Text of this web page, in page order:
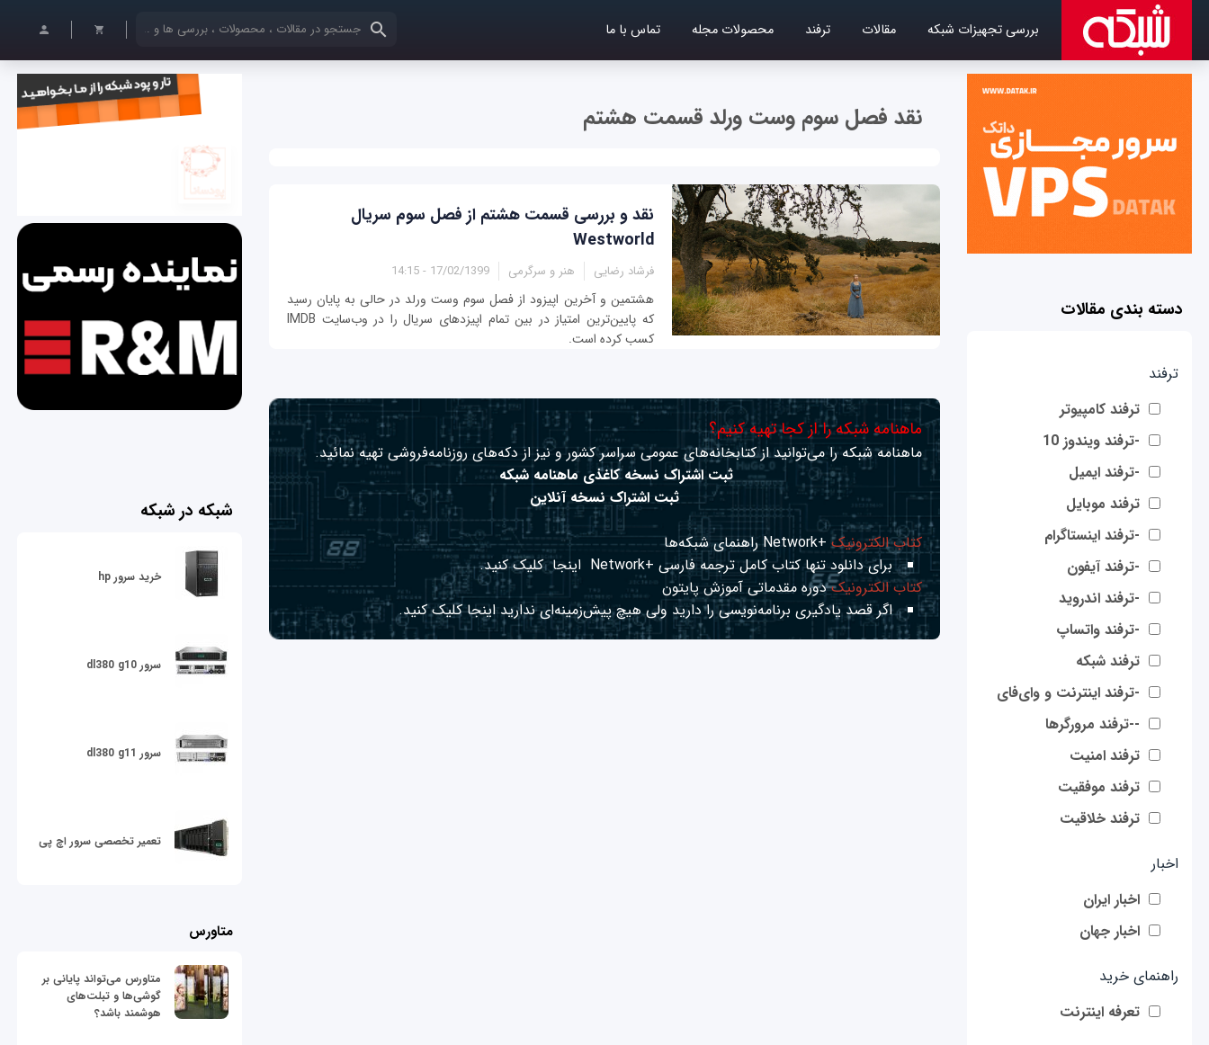
بررسی تجهیزات شبکه مقالات ترفند محصولات مجله تماس با ما کلمات کلیدی خود را وارد کنید
دسته بندی مقالات
ترفند
ترفند کامپیوتر
-ترفند ویندوز 10
-ترفند ایمیل
ترفند موبایل
-ترفند اینستاگرام
-ترفند آیفون
-ترفند اندروید
-ترفند واتساپ
ترفند شبکه
-ترفند اینترنت و وای‌فای
--ترفند مرورگرها
ترفند امنیت
ترفند موفقیت
ترفند خلاقیت
اخبار
اخبار ایران
اخبار جهان
راهنمای خرید
تعرفه اینترنت
نقد فصل سوم وست ورلد قسمت هشتم
نقد و بررسی قسمت هشتم از فصل سوم سریال
Westworld
فرشاد رضایی هنر و سرگرمی 17/02/1399 - 14:15
هشتمین و آخرین اپیزود از فصل سوم وست ورلد در حالی به پایان رسید
که پایین‌ترین امتیاز در بین تمام اپیزدهای سریال را در وب‌سایت IMDB
کسب کرده است.
ماهنامه شبکه را از کجا تهیه کنیم؟
ماهنامه شبکه را می‌توانید از کتابخانه‌های عمومی سراسر کشور و نیز از دکه‌های روزنامه‌فروشی تهیه نمائید.
ثبت اشتراک نسخه کاغذی ماهنامه شبکه
ثبت اشتراک نسخه آنلاین
کتاب الکترونیک +Network راهنمای شبکه‌ها
برای دانلود تنها کتاب کامل ترجمه فارسی +Network
اینجا کلیک کنید.
کتاب الکترونیکدوره مقدماتی آموزش پایتون
اگر قصد یادگیری برنامه‌نویسی را دارید ولی هیچ پیش‌زمینه‌ای نداریداینجا کلیک کنید.
شبکه در شبکه
خرید سرور hp
سرور dl380 g10
سرور dl380 g11
تعمیر تخصصی سرور اچ پی
متاورس
متاورس می‌تواند پایانی بر
گوشی‌ها و تبلت‌های
هوشمند باشد؟